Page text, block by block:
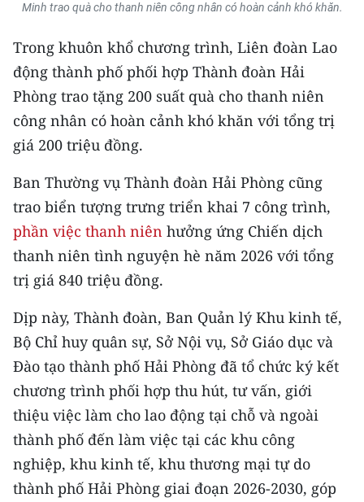
Nguyên
Đông Nam Bộ
Đồng bằng sông Cửu Long
Chuyên trang Hà Nội
Chuyên trang TP. Hồ Chí Minh
CHUYÊN ĐỀ
CÁC CHUYÊN TRANG
VỀ BÁO NHÂN DÂN
THỜI NAY
NHÂN DÂN CUỐI TUẦN
NHÂN DÂN HẰNG THÁNG
MUA BÁO
Minh trao quà cho thanh niên công nhân có hoàn cảnh khó khăn.
Trong khuôn khổ chương trình, Liên đoàn Lao
động thành phố phối hợp Thành đoàn Hải
Phòng trao tặng 200 suất quà cho thanh niên
công nhân có hoàn cảnh khó khăn với tổng trị
giá 200 triệu đồng.
Ban Thường vụ Thành đoàn Hải Phòng cũng
trao biển tượng trưng triển khai 7 công trình,
phần việc thanh niên hưởng ứng Chiến dịch
thanh niên tình nguyện hè năm 2026 với tổng
trị giá 840 triệu đồng.
Dịp này, Thành đoàn, Ban Quản lý Khu kinh tế,
Bộ Chỉ huy quân sự, Sở Nội vụ, Sở Giáo dục và
Đào tạo thành phố Hải Phòng đã tổ chức ký kết
chương trình phối hợp thu hút, tư vấn, giới
thiệu việc làm cho lao động tại chỗ và ngoài
thành phố đến làm việc tại các khu công
nghiệp, khu kinh tế, khu thương mại tự do
thành phố Hải Phòng giai đoạn 2026-2030, góp